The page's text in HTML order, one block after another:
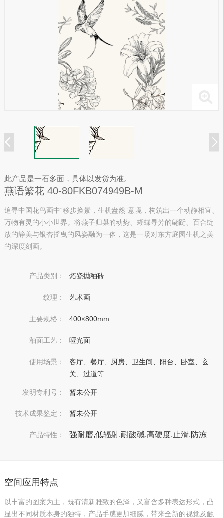
此产品是一石多面，具体以发货为准。
燕语繁花 40-80FKB074949B-M
追寻中国花鸟画中“移步换景，生机盎然”意境，构筑出一个动静相宜、
万物有灵的小小世界。将燕子归巢的动势、蝴蝶寻芳的翩跹、百合绽
放的静美与银杏摇曳的风姿融为一体，这是一场对东方庭园生机之美
的深度刻画。
产品类别： 炻瓷抛釉砖
纹理： 艺术画
主要规格： 400×800mm
釉面工艺： 哑光面
使用场景：
客厅、餐厅、厨房、卫生间、阳台、卧室、玄
关、过道等
发明专利号： 暂未公开
技术成果鉴定： 暂未公开
产品特性： 强耐磨,低辐射,耐酸碱,高硬度,止滑,防冻
空间应用特点
以丰富的图案为主，既有清新雅致的色泽，又富含多种表达形式，凸
显出不同材质本身的独特，产品手感更加细腻，带来全新的视觉及触